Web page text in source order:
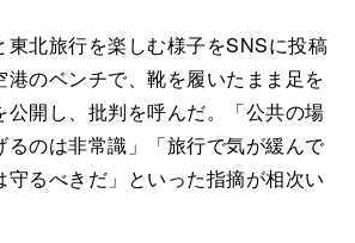
東北旅行を楽しむ様子をSNSに投稿
港のベンチで、靴を履いたまま足を
公開し、批判を呼んだ。「公共の場
るのは非常識」「旅行で気が緩んで
守るべきだ」といった指摘が相次い